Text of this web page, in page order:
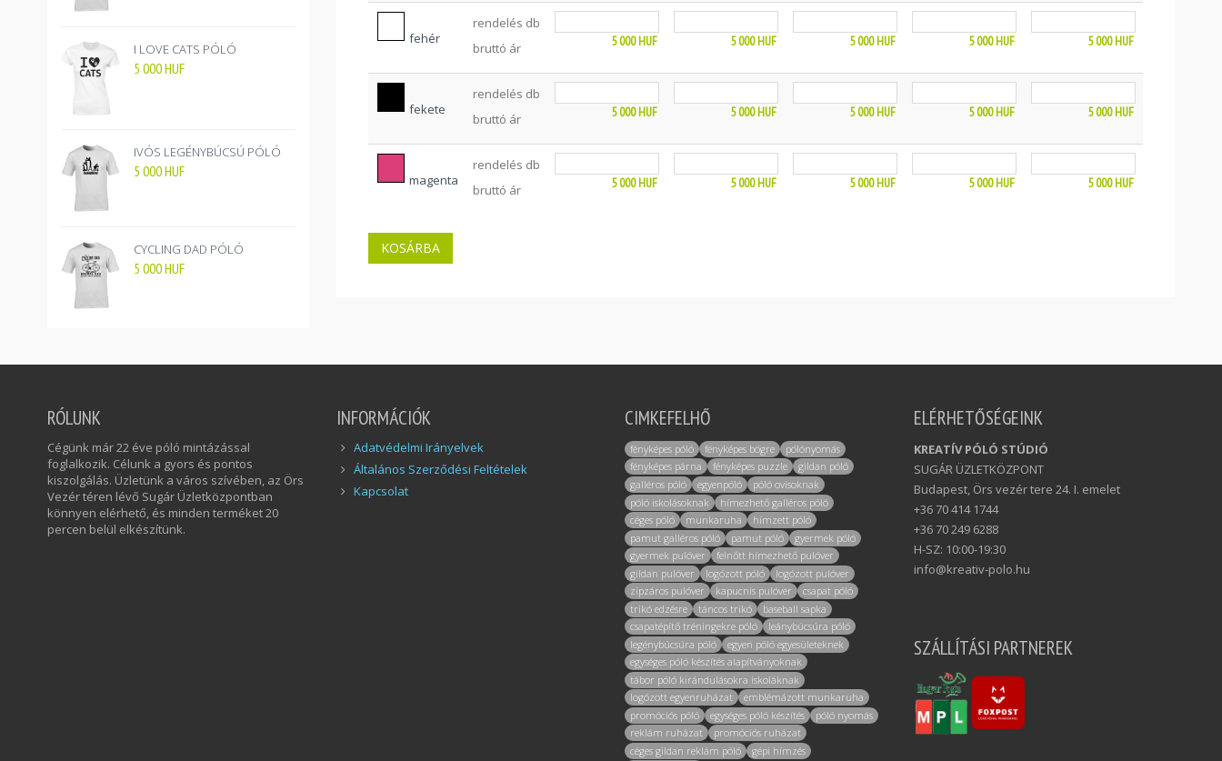
I LOVE CATS PÓLÓ
5 000HUF
IVÓS LEGÉNYBÚCSÚ PÓLÓ
5 000HUF
CYCLING DAD PÓLÓ
5 000HUF
fehér
rendelés db
bruttó ár
5 000HUF 5 000HUF 5 000HUF 5 000HUF 5 000HUF
fekete
rendelés db
bruttó ár
5 000HUF 5 000HUF 5 000HUF 5 000HUF 5 000HUF
magenta
rendelés db
bruttó ár
5 000HUF 5 000HUF 5 000HUF 5 000HUF 5 000HUF
RÓLUNK
Cégünk már 22 éve póló mintázással
foglalkozik. Célunk a gyors és pontos
kiszolgálás. Üzletünk a város szívében, az Örs
Vezér téren lévő Sugár Üzletközpontban
könnyen elérhető, és minden terméket 20
percen belül elkészítünk.
INFORMÁCIÓK
Adatvédelmi Irányelvek
Általános Szerződési Feltételek
Kapcsolat
CIMKEFELHŐ
fényképes póló fényképes bögre
pólónyomás
fényképes párna
fényképes puzzle
gildan póló
galléros póló
egyenpóló
póló ovisoknak
póló iskolásoknak
hímezhető galléros póló
céges póló
munkaruha
hímzett póló
pamut galléros póló
pamut póló
gyermek póló
gyermek pulóver
felnőtt hímezhető pulóver
gildan pulóver
logózott póló
logózott pulóver
zipzáros pulóver
kapucnis pulóver
csapat póló
trikó edzésre
táncos trikó
baseball sapka
csapatépítő tréningekre póló
leánybúcsúra póló
legénybúcsúra póló
egyen póló egyesületeknek
egységes póló készítés alapítványoknak
tábor póló kirándulásokra iskoláknak
logózott egyenruházat
emblémázott munkaruha
promóciós póló
egységes póló készítés
póló nyomás
reklám ruházat
promóciós ruházat
céges gildan reklám póló
gépi hímzés
ELÉRHETŐSÉGEINK
KREATÍV PÓLÓ STÚDIÓ
SUGÁR ÜZLETKÖZPONT
Budapest, Örs vezér tere 24. I. emelet
+36 70 414 1744
+36 70 249 6288
H-SZ: 10:00-19:30
info@kreativ-polo.hu
SZÁLLÍTÁSI PARTNEREK